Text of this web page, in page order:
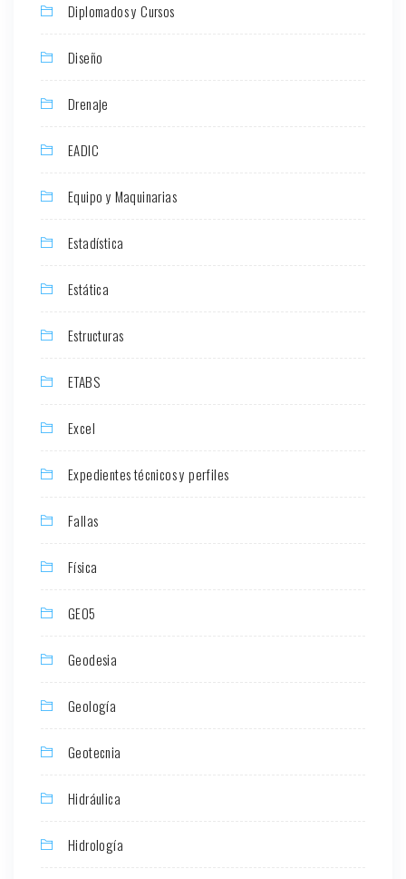
Diplomados y Cursos
Diseño
Drenaje
EADIC
Equipo y Maquinarias
Estadística
Estática
Estructuras
ETABS
Excel
Expedientes técnicos y perfiles
Fallas
Física
GEO5
Geodesia
Geología
Geotecnia
Hidráulica
Hidrología